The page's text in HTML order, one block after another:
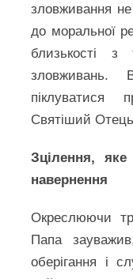
зловживання
до моральної
близькості
зловживань.
піклуватися
Святіший
Зцілення, яке
навернення
Окреслюючи
Папа
оберігання і